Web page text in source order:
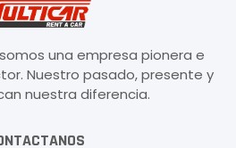
una empresa pionera e
Nuestro pasado, presente y
nuestra diferencia.